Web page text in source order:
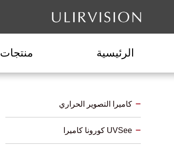
الرئيسية منتجات
كاميرا التصوير الحراري
UVSee كورونا كاميرا